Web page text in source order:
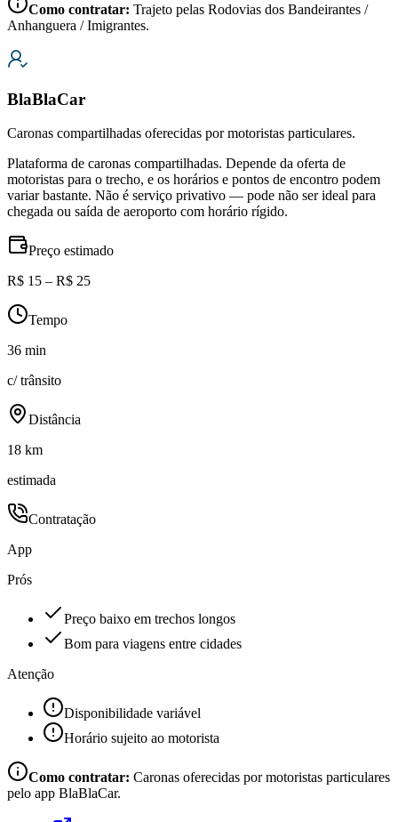
Como contratar: Trajeto pelas Rodovias dos Bandeirantes /
Anhanguera / Imigrantes.
BlaBlaCar
Caronas compartilhadas oferecidas por motoristas particulares.
Plataforma de caronas compartilhadas. Depende da oferta de
motoristas para o trecho, e os horários e pontos de encontro podem
variar bastante. Não é serviço privativo — pode não ser ideal para
chegada ou saída de aeroporto com horário rígido.
Preço estimado
R$ 15 – R$ 25
Tempo
36 min
c/ trânsito
Distância
18 km
estimada
Contratação
App
Prós
Preço baixo em trechos longos
Bom para viagens entre cidades
Atenção
Disponibilidade variável
Horário sujeito ao motorista
Como contratar: Caronas oferecidas por motoristas particulares
pelo app BlaBlaCar.